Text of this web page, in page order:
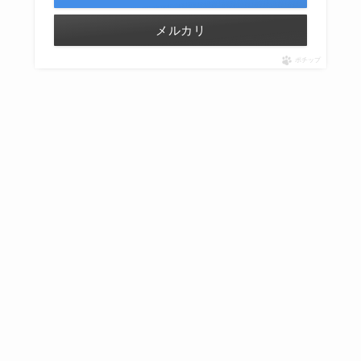
メルカリ
ポチップ